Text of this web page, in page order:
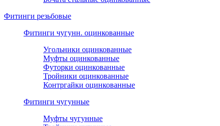
Фитинги резьбовые
Фитинги чугунн. оцинкованные
Угольники оцинкованные
Муфты оцинкованные
Футорки оцинкованные
Тройники оцинкованные
Контргайки оцинкованные
Фитинги чугунные
Муфты чугунные